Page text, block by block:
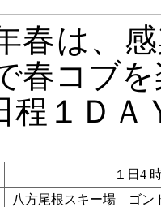
春は、
春コブ
程１ＤＡ
１日4
八方尾根スキー場 ゴン